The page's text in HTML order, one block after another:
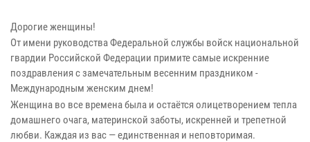
Дорогие женщины!
От имени руководства Федеральной службы войск национальной
гвардии Российской Федерации примите самые искренние
поздравления с замечательным весенним праздником -
Международным женским днем!
Женщина во все времена была и остаётся олицетворением тепла
домашнего очага, материнской заботы, искренней и трепетной
любви. Каждая из вас — единственная и неповторимая.